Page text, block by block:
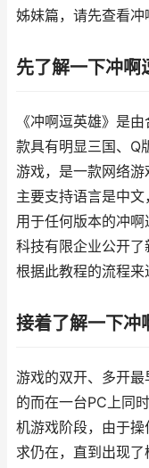
姊妹篇，请先查看冲
先了解一下冲啊
《冲啊逗英雄》是
款具有明显三国、Q
游戏，是一款网络游
主要支持语言是中
用于任何版本的冲
科技有限企业公开
根据此教程的流程来
接着了解一下冲
游戏的双开、多开
的而在一台PC上同
机游戏阶段，由于
求仍在，直到出现